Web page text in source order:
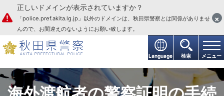
本文へ
Language 検索 メニュー
正しいドメインが表示されていますか？
「police.pref.akita.lg.jp」以外のドメインは、秋田県警察とは関係がありませ
んので、お間違えのないようにお願い致します。
×